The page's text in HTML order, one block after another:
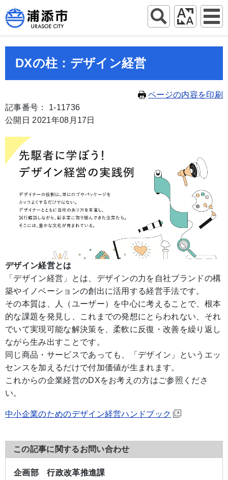
DXの柱：デザイン経営
ページの内容を印刷
記事番号： 1-11736
公開日 2021年08月17日
デザイン経営とは
「デザイン経営」とは、デザインの力を自社ブランドの構
築やイノベーションの創出に活用する経営手法です。
その本質は、人（ユーザー）を中心に考えることで、根本
的な課題を発見し、これまでの発想にとらわれない、それ
でいて実現可能な解決策を、柔軟に反復・改善を繰り返し
ながら生み出すことです。
同じ商品・サービスであっても、「デザイン」というエッ
センスを加えるだけで付加価値が生まれます。
これからの企業経営のDXをお考えの方はご参照くださ
い。
中小企業のためのデザイン経営ハンドブック
この記事に関するお問い合わせ
企画部 行政改革推進課